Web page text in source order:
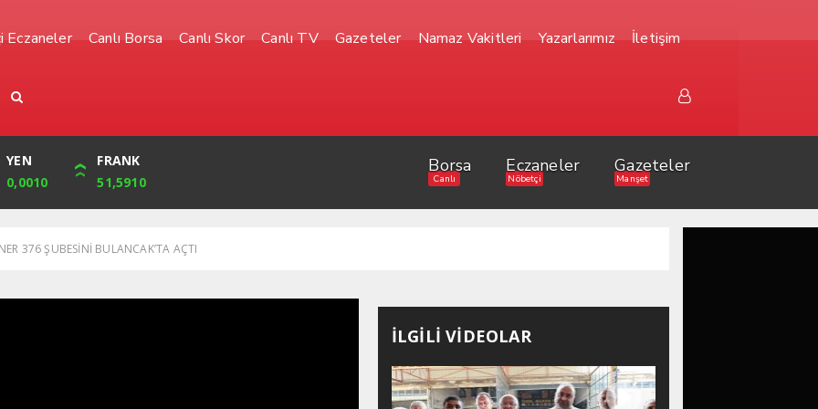
Eczaneler Canlı Borsa Canlı Skor Canlı TV Gazeteler Namaz Vakitleri Yazarlarımız İletişim
YEN
0,0010
FRANK
51,5910
CUMHURİYET
32,239,00
Borsa
Canlı
Eczaneler
Nöbetçi
Gazeteler
Manşet
376 ŞUBESİNİ BULANCAK’TA AÇTI
İLGİLİ VİDEOLAR